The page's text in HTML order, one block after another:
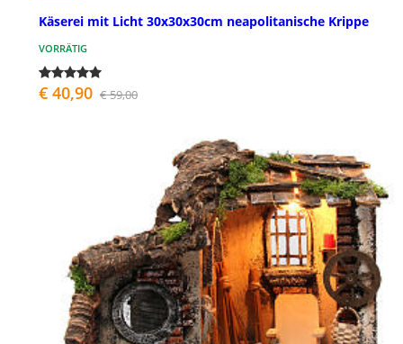
Käserei mit Licht 30x30x30cm neapolitanische Krippe
VORRÄTIG
€ 40,90 € 59,00